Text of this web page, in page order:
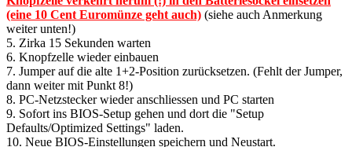
(eine 10 Cent Euromünze geht auch) (siehe auch Anmerkung
weiter unten!)
5. Zirka 15 Sekunden warten
6. Knopfzelle wieder einbauen
7. Jumper auf die alte 1+2-Position zurücksetzen. (Fehlt der Jumper,
dann weiter mit Punkt 8!)
8. PC-Netzstecker wieder anschliessen und PC starten
9. Sofort ins BIOS-Setup gehen und dort die "Setup
Defaults/Optimized Settings" laden.
10. Neue BIOS-Einstellungen speichern und Neustart.